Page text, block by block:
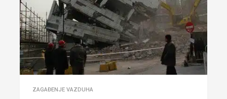
ZAGAĐENJE VAZDUHA